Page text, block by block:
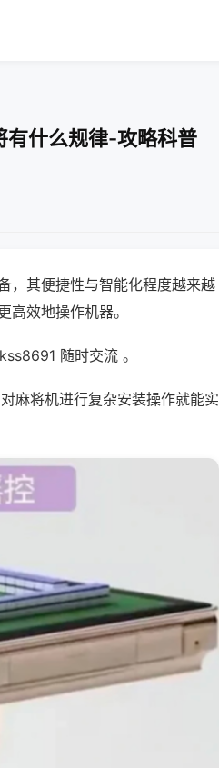
有什么规律-攻略科普
，其便捷性与智能化程度越来越
效地操作机器。
随时交流 。
麻将机进行复杂安装操作就能实